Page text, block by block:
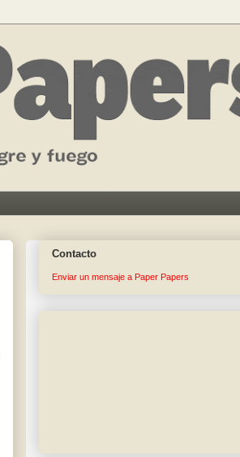
Contacto
Enviar un mensaje a Paper Papers